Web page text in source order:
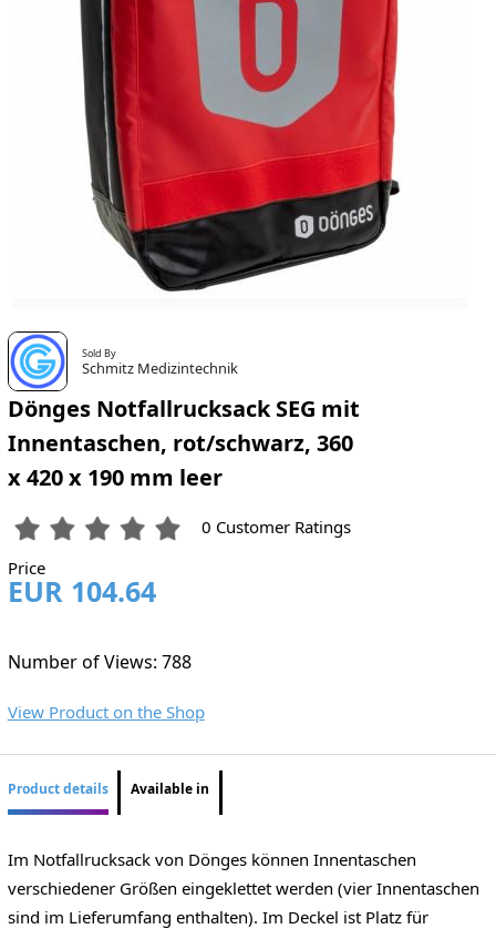
Sold By
Schmitz Medizintechnik
Dönges Notfallrucksack SEG mit
Innentaschen, rot/schwarz, 360
x 420 x 190 mm leer
0 Customer Ratings
Price
EUR 104.64
Number of Views: 788
View Product on the Shop
Product details Available in
Im Notfallrucksack von Dönges können Innentaschen
verschiedener Größen eingeklettet werden (vier Innentaschen
sind im Lieferumfang enthalten). Im Deckel ist Platz für